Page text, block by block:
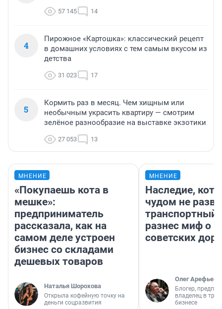
57 145 14
4
Пирожное «Картошка»: классический рецепт
в домашних условиях с тем самым вкусом из
детства
31 023 17
5
Кормить раз в месяц. Чем хищным или
необычным украсить квартиру — смотрим
зелёное разнообразие на выставке экзотики
27 053 13
МНЕНИЕ
«Покупаешь кота в
мешке»:
предприниматель
рассказала, как на
самом деле устроен
бизнес со складами
дешевых товаров
Наталья Шорохова
Открыла кофейную точку на
деньги соцразвития
МНЕНИЕ
Наследие,
чудом не
транспортный
разнес миф о
советских
Олег Арефьев
Блогер,
владелец в
бизнесе